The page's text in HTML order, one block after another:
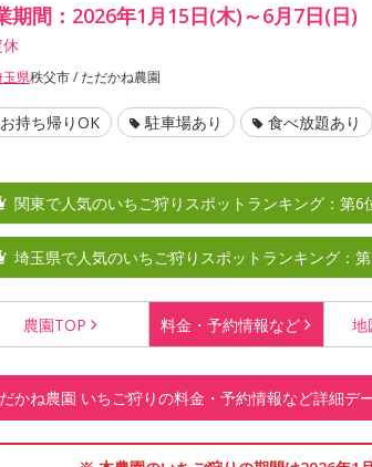
期間：2026年1月15日(木)～6月7日(日)
玉県秩父市 / ただかね農園
お持ち帰りOK 駐車場あり 食べ放題あり
関東で人気のいちご狩りスポットランキング：第6
埼玉県で人気のいちご狩りスポットランキング：
農園TOP 料金・予約情報など 地
かね農園 いちご狩りの料金・予約情報など詳細デ